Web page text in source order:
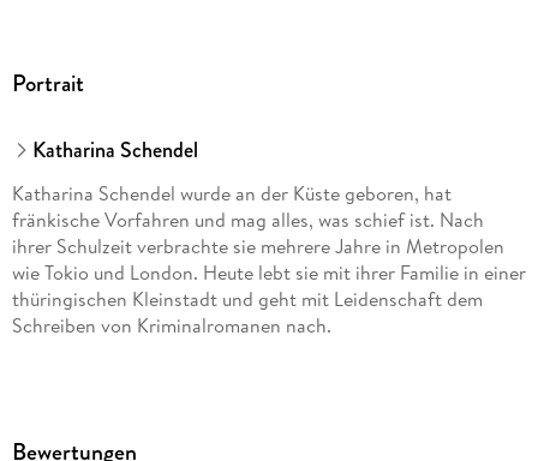
Portrait
Katharina Schendel
Katharina Schendel wurde an der Küste geboren, hat
fränkische Vorfahren und mag alles, was schief ist. Nach
ihrer Schulzeit verbrachte sie mehrere Jahre in Metropolen
wie Tokio und London. Heute lebt sie mit ihrer Familie in einer
thüringischen Kleinstadt und geht mit Leidenschaft dem
Schreiben von Kriminalromanen nach.
Bewertungen